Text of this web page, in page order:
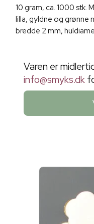
10 gram, ca. 1000 stk.
lilla, gyldne og grønne
bredde 2 mm,
Varen er
info@smyks.dk